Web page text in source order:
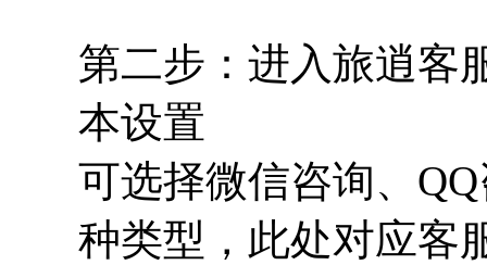
第二步：进入旅逍客
本设置
可选择微信咨询、
种类型，此处对应客